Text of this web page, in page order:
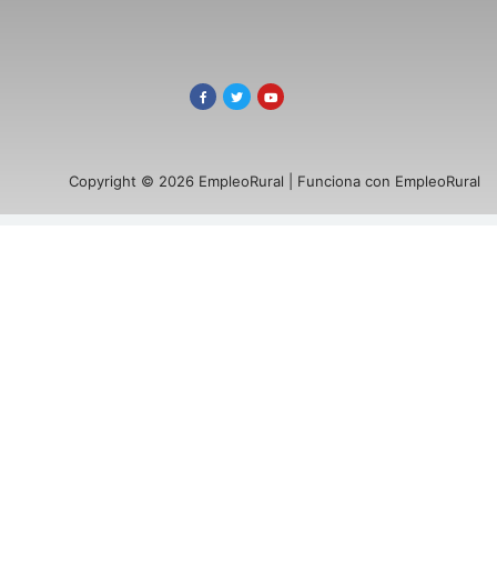
Copyright © 2026 EmpleoRural | Funciona con EmpleoRural